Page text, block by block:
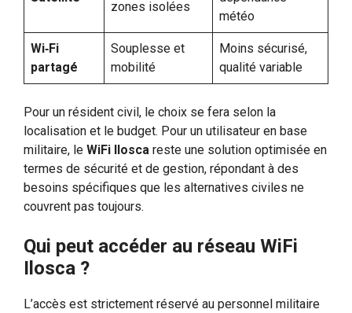
zones isolées
météo
Wi‑Fi
partagé
Souplesse et
mobilité
Moins sécurisé,
qualité variable
Pour un résident civil, le choix se fera selon la
localisation et le budget. Pour un utilisateur en base
militaire, le WiFi Ilosca reste une solution optimisée en
termes de sécurité et de gestion, répondant à des
besoins spécifiques que les alternatives civiles ne
couvrent pas toujours.
Qui peut accéder au réseau WiFi
Ilosca ?
L’accès est strictement réservé au personnel militaire